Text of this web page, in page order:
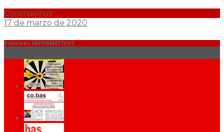
Coronavirus
17 de marzo de 2020
Boletines INFORMATIVOS